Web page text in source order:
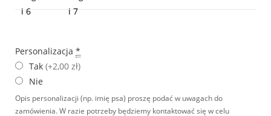
Personalizacja *
Tak (+2,00 zł)
Nie
Opis personalizacji (np. imię psa) proszę podać w uwagach do
zamówienia. W razie potrzeby będziemy kontaktować się w celu